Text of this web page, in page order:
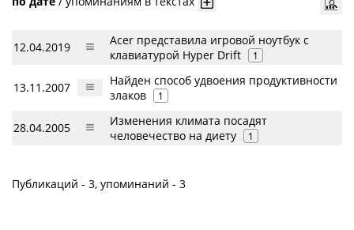
12.04.2019
Acer представила игровой ноутбук с
клавиатурой Hyper Drift
1
13.11.2007
Найден способ удвоения продуктивности
злаков
1
28.04.2005
Изменения климата посадят
человечество на диету
1
Публикаций - 3, упоминаний - 3